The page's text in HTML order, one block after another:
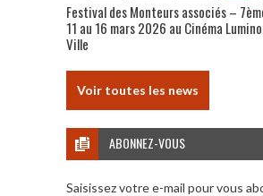
Festival des Monteurs associés –
11 au 16 mars 2026 au Cinéma
Ville
Voir toutes les news
ABONNEZ-VOUS
Saisissez votre e-mail pour vous